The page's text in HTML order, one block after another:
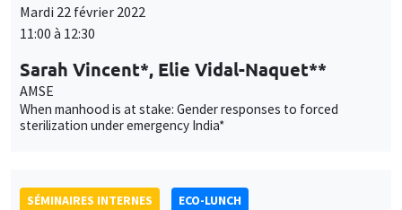
Mardi 22 février 2022
11:00 à 12:30
Sarah Vincent*, Elie Vidal-Naquet**
AMSE
When manhood is at stake: Gender responses to forced
sterilization under emergency India*
SÉMINAIRES INTERNES
ECO-LUNCH